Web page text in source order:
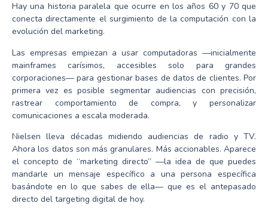
Hay una historia paralela que ocurre en los años 60 y 70 que
conecta directamente el surgimiento de la computación con la
evolución del marketing.
Las empresas empiezan a usar computadoras —inicialmente
mainframes carísimos, accesibles solo para grandes
corporaciones— para gestionar bases de datos de clientes. Por
primera vez es posible segmentar audiencias con precisión,
rastrear comportamiento de compra, y personalizar
comunicaciones a escala moderada.
Nielsen lleva décadas midiendo audiencias de radio y TV.
Ahora los datos son más granulares. Más accionables. Aparece
el concepto de “marketing directo” —la idea de que puedes
mandarle un mensaje específico a una persona específica
basándote en lo que sabes de ella— que es el antepasado
directo del targeting digital de hoy.